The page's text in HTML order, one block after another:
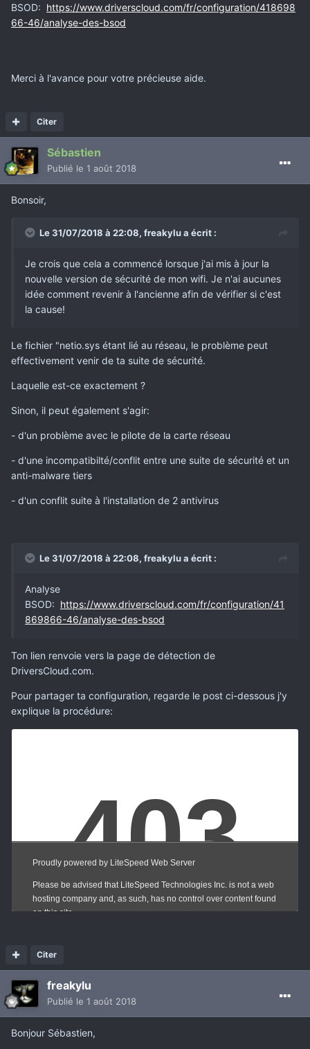
BSOD: https://www.driverscloud.com/fr/configuration/418698
66-46/analyse-des-bsod
Merci à l'avance pour votre précieuse aide.
Citer
Sébastien
Publié le 1 août 2018
Bonsoir,
Le 31/07/2018 à 22:08, freakylua écrit :
Je crois que cela a commencé lorsque j'ai mis à jour la
nouvelle version de sécurité de mon wifi. Je n'ai aucunes
idée comment revenir à l'ancienne afin de vérifier si c'est
la cause!
Le fichier "netio.sys étant lié au réseau, le problème peut
effectivement venir de ta suite de sécurité.
Laquelle est-ce exactement ?
Sinon, il peut également s'agir:
- d'un problème avec le pilote de la carte réseau
- d'une incompatibilté/conflit entre une suite de sécurité et un
anti-malware tiers
- d'un conflit suite à l'installation de 2 antivirus
Le 31/07/2018 à 22:08, freakylua écrit :
Analyse
BSOD: https://www.driverscloud.com/fr/configuration/41
869866-46/analyse-des-bsod
Ton lien renvoie vers la page de détection de
DriversCloud.com.
Pour partager ta configuration, regarde le post ci-dessous j'y
explique la procédure:
Citer
freakylu
Publié le 1 août 2018
Bonjour Sébastien,